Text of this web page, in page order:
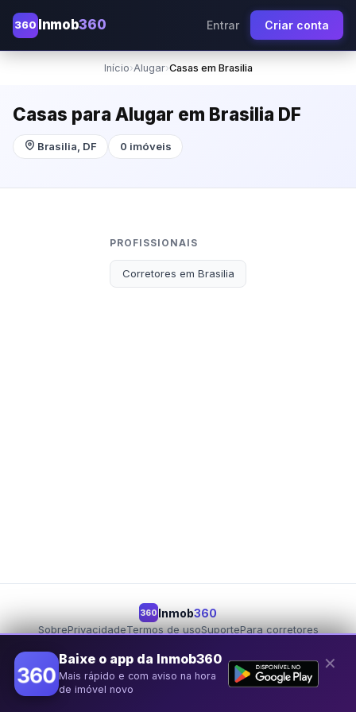
360 Inmob360 Entrar Criar conta
Início›Alugar›Casas em Brasilia
Casas para Alugar em Brasilia DF
Brasilia, DF 0 imóveis
PROFISSIONAIS
Corretores em Brasilia
360 Inmob360
SobrePrivacidadeTermos de usoSuportePara corretores
Baixe o app da Inmob360
Mais rápido e com aviso na hora
de imóvel novo
✕